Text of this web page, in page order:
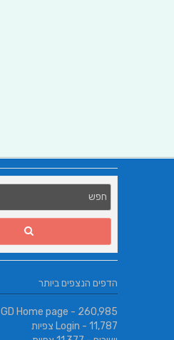
הדפים הנצפים ביותר
GD Home page - 260,985 צפיות
Login - 11,787 צפיות